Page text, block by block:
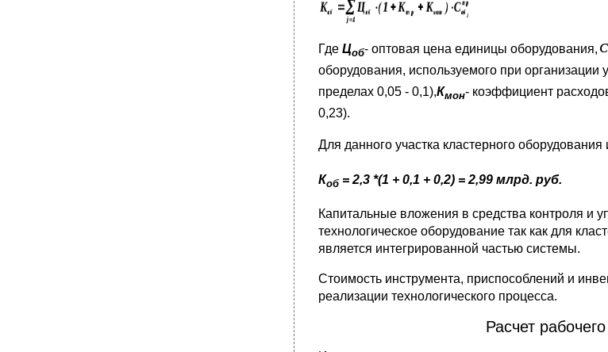
Где Цоб- оптовая цена единицы оборудования,
оборудования, используемого при организации
пределах 0,05 - 0,1),Кмон- коэффициент
0,23).
Для данного участка кластерного
Коб= 2,3 *(1 + 0,1 + 0,2) = 2,99 млрд. руб.
Капитальные вложения в средства контроля и
технологическое оборудование так как для
является интегрированной частью системы.
Стоимость инструмента, приспособлений и
реализации технологического процесса.
Расчет